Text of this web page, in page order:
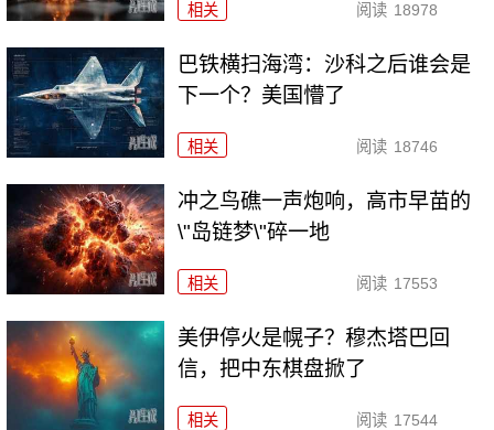
相关 阅读 18978
巴铁横扫海湾：沙科之后谁会是
下一个？美国懵了
相关 阅读 18746
冲之鸟礁一声炮响，高市早苗的
\"岛链梦\"碎一地
相关 阅读 17553
美伊停火是幌子？穆杰塔巴回
信，把中东棋盘掀了
相关 阅读 17544